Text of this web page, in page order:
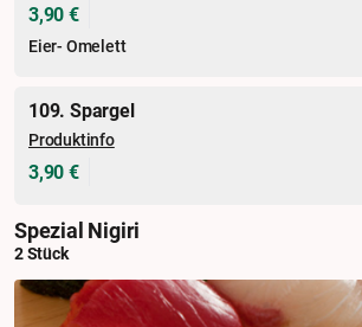
3,90 €
Eier- Omelett
109. Spargel
Produktinfo
3,90 €
Spezial Nigiri
2 Stück